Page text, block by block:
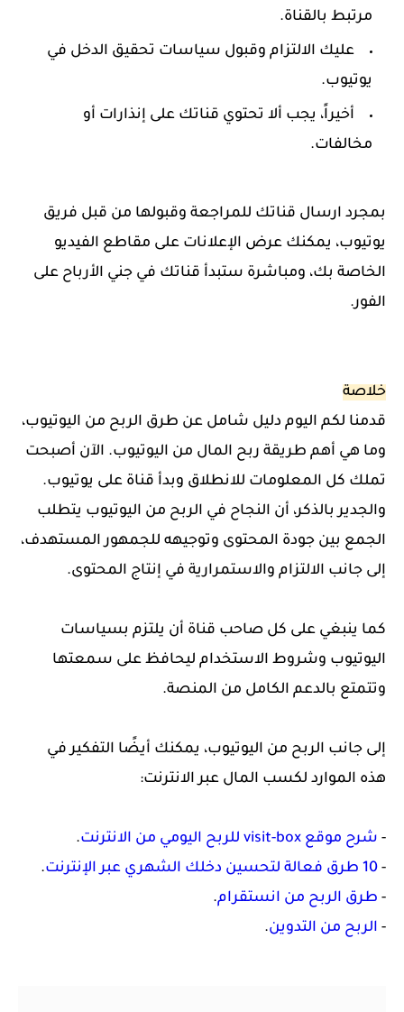
مرتبط بالقناة.
عليك الالتزام وقبول سياسات تحقيق الدخل في
يوتيوب.
أخيراً، يجب ألا تحتوي قناتك على إنذارات أو
مخالفات.
بمجرد ارسال قناتك للمراجعة وقبولها من قبل فريق
يوتيوب، يمكنك عرض الإعلانات على مقاطع الفيديو
الخاصة بك، ومباشرة ستبدأ قناتك في جني الأرباح على
الفور.
خلاصة
قدمنا لكم اليوم دليل شامل عن طرق الربح من اليوتيوب،
وما هي أهم طريقة ربح المال من اليوتيوب. الآن أصبحت
تملك كل المعلومات للانطلاق وبدأ قناة على يوتيوب.
والجدير بالذكر، أن النجاح في الربح من اليوتيوب يتطلب
الجمع بين جودة المحتوى وتوجيهه للجمهور المستهدف،
إلى جانب الالتزام والاستمرارية في إنتاج المحتوى.
كما ينبغي على كل صاحب قناة أن يلتزم بسياسات
اليوتيوب وشروط الاستخدام ليحافظ على سمعتها
وتتمتع بالدعم الكامل من المنصة.
إلى جانب الربح من اليوتيوب، يمكنك أيضًا التفكير في
هذه الموارد لكسب المال عبر الانترنت:
- شرح موقع visit-box للربح اليومي من الانترنت
.
- 10 طرق فعالة لتحسين دخلك الشهري عبر الإنترنت
.
- طرق الربح من انستقرام.
- الربح من التدوين.